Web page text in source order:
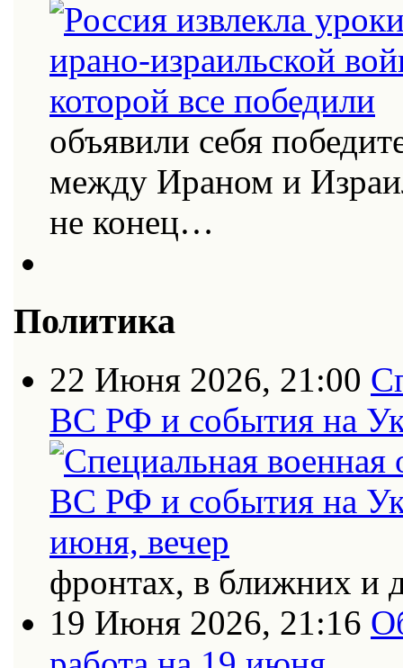
объявили себя
между Ираном и
не конец…
Политика
22 Июня 2026, 21:00
ВС РФ и события на
фронтах, в ближних и
19 Июня 2026, 21:16